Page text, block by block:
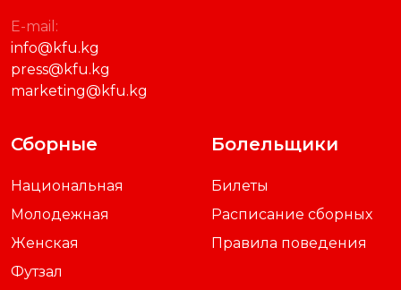
E-mail:
info@kfu.kg
press@kfu.kg
marketing@kfu.kg
Сборные
Национальная
Молодежная
Женская
Футзал
Болельщики
Билеты
Расписание сборных
Правила поведения